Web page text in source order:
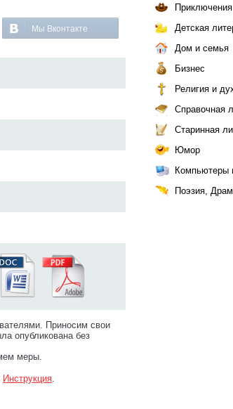
Мы Вконтакте
Приносим свои
опубликована без
меры.
Инструкция.
Приключения
Детская
Дом и семья
Бизнес
Религия и
Справочная
Старинная
Юмор
Компьютеры
Поэзия,